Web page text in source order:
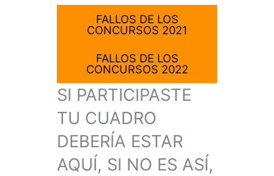
FALLOS DE LOS
CONCURSOS 2021
FALLOS DE LOS
CONCURSOS 2022
SI PARTICIPASTE
TU CUADRO
DEBERÍA ESTAR
AQUÍ, SI NO ES ASÍ,